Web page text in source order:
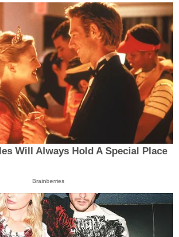
Will Always Hold A Special Place
Brainberries